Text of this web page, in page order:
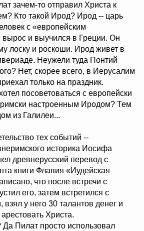
зачем-то отправил Христа к
Кто такой Ирод? Ирод -- царь
с «европейским
и выучился в Греции. Он
лоску и роскоши. Ирод живет в
Неужели туда Понтий
Нет, скорее всего, в Иерусалим
только на праздник.
посоветоваться с европейски
настроенным Иродом? Тем
из Галилеи...
тех событий --
историка Иосифа
древнерусский перевод с
книги Флавия «Иудейская
что после встречи с
его, затем встретился с
у него 30 талантов денег и
Христа.
Пилат просто использовал